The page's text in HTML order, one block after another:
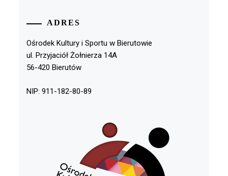
ADRES
Ośrodek Kultury i Sportu w Bierutowie
ul. Przyjaciół Żołnierza 14A
56-420 Bierutów
NIP: 911-182-80-89